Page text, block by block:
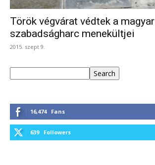
Török végvárat védtek a magyar
szabadságharc menekültjei
2015. szept 9.
Search
16,474 Fans
639 Followers